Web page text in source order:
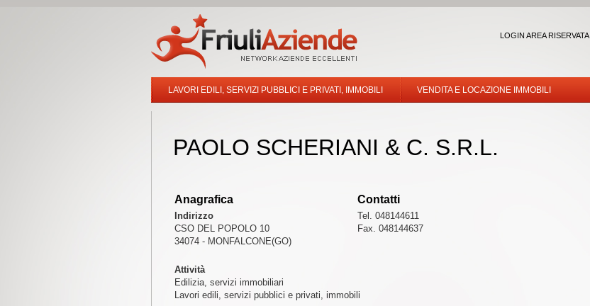
LOGIN AREA RISERVATA
LAVORI EDILI, SERVIZI PUBBLICI E PRIVATI, IMMOBILI VENDITA E LOCAZIONE IMMOBILI
PAOLO SCHERIANI & C. S.R.L.
Anagrafica
Indirizzo
CSO DEL POPOLO 10
34074 - MONFALCONE(GO)
Contatti
Tel. 048144611
Fax. 048144637
Attività
Edilizia, servizi immobiliari
Lavori edili, servizi pubblici e privati, immobili